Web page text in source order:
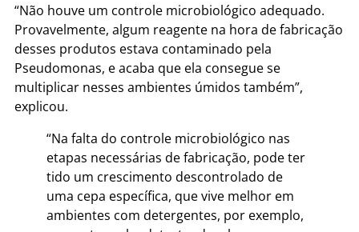
“Não houve um controle microbiológico adequado.
Provavelmente, algum reagente na hora de fabricação
desses produtos estava contaminado pela
Pseudomonas, e acaba que ela consegue se
multiplicar nesses ambientes úmidos também”,
explicou.
“Na falta do controle microbiológico nas
etapas necessárias de fabricação, pode ter
tido um crescimento descontrolado de
uma cepa específica, que vive melhor em
ambientes com detergentes, por exemplo,